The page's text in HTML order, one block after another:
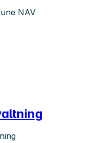
NAV